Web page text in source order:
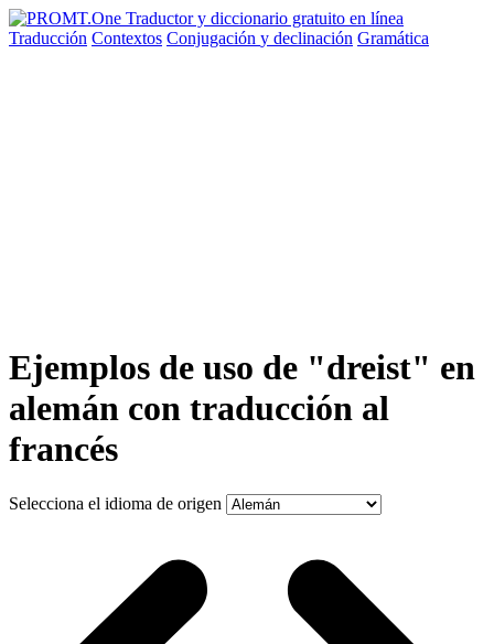
Traducción Contextos Conjugación y declinación Gramática
Ejemplos de uso de "dreist" en
alemán con traducción al
francés
Selecciona el idioma de origen